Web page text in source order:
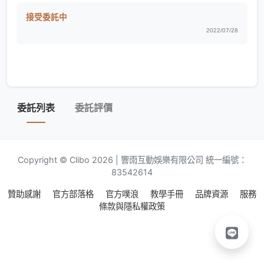
接受委託中
2022/07/28
委託列表 委託評價
Copyright © Clibo 2026 | 響雨互動娛樂有限公司 統一編號：
83542614
贊助感謝 官方部落格 官方噗浪 教學手冊 品牌資源
服務
條款與隱私權政策